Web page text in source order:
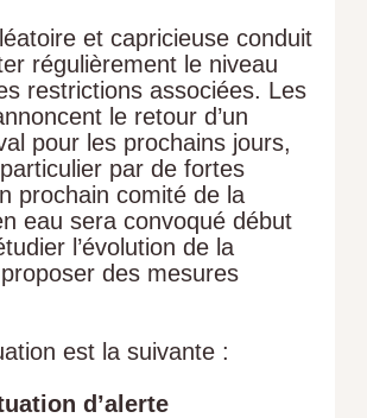
et capricieuse conduit
régulièrement le niveau
restrictions associées. Les
le retour d’un
pour les prochains jours,
par de fortes
prochain comité de la
eau sera convoqué début
l’évolution de la
des mesures
est la suivante :
d’alerte